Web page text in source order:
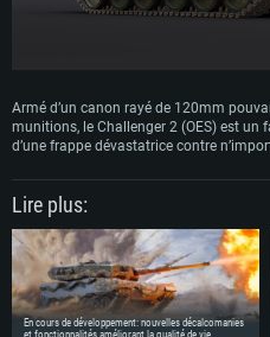
Armé d’un canon rayé de 120mm
munitions, le Challenger 2 (OES) est
d’une frappe dévastatrice contre
Lire plus:
En cours de développement: nouvelles décalcomanies
et fonctionnalités améliorant la qualité de vie